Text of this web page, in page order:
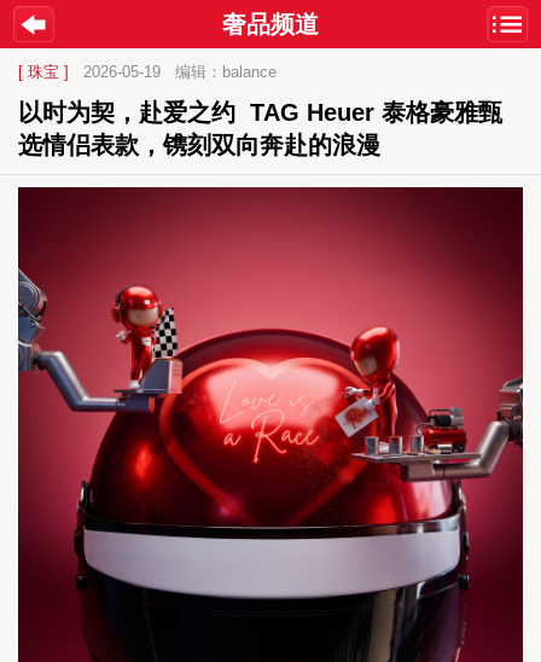
奢品频道
[ 珠宝 ] 2026-05-19 编辑：balance
以时为契，赴爱之约  TAG Heuer 泰格豪雅甄
选情侣表款，镌刻双向奔赴的浪漫